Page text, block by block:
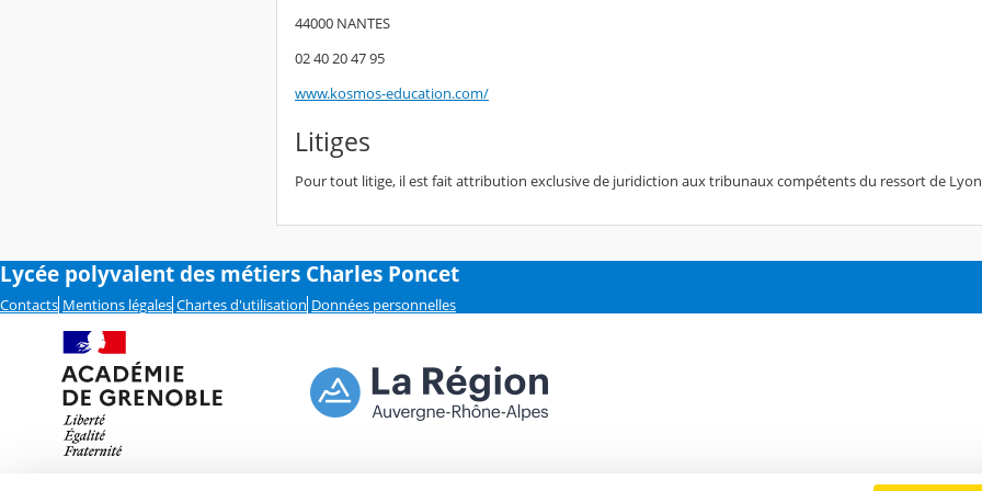
44000 NANTES
02 40 20 47 95
www.kosmos-education.com/
Litiges
Pour tout litige, il est fait attribution exclusive de juridiction aux tribunaux compétents du ressort de
Lycée polyvalent des métiers Charles Poncet
Contacts Mentions légales Chartes d'utilisation Données personnelles